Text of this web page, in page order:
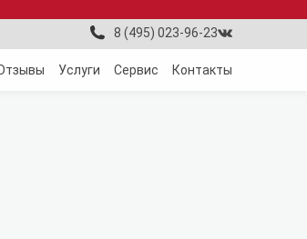
8 (495) 023-96-23
Услуги Сервис Контакты